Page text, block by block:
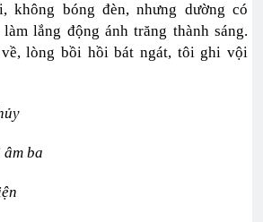
không bóng đèn, nhưng dường có
lắng động ánh trăng thành sáng.
lòng bồi hồi bát ngát, tôi ghi vội
ba